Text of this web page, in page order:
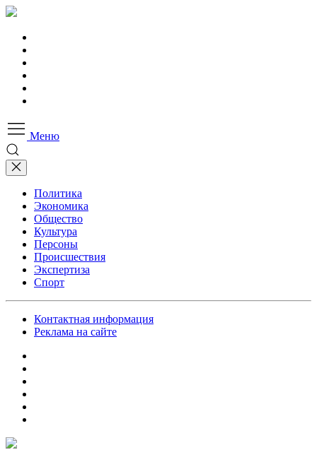
Меню
Политика
Экономика
Общество
Культура
Персоны
Происшествия
Экспертиза
Спорт
Контактная информация
Реклама на сайте